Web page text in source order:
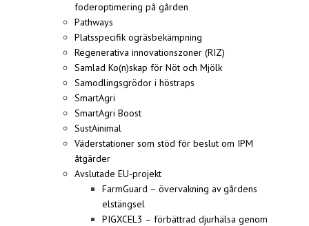
foderoptimering på gården
Pathways
Platsspecifik ogräsbekämpning
Regenerativa innovationszoner (RIZ)
Samlad Ko(n)skap för Nöt och Mjölk
Samodlingsgrödor i höstraps
SmartAgri
SmartAgri Boost
SustAinimal
Väderstationer som stöd för beslut om IPM
åtgärder
Avslutade EU-projekt
FarmGuard – övervakning av gårdens
elstängsel
PIGXCEL3 – förbättrad djurhälsa genom